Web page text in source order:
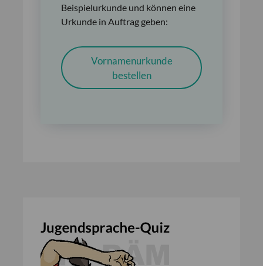
Beispielurkunde und können eine
Urkunde in Auftrag geben:
Vornamenurkunde
bestellen